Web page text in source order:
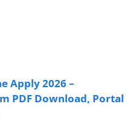
Apply 2026 –
PDF Download, Portal